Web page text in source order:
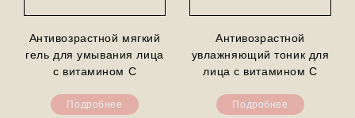
Антивозрастной мягкий
гель для умывания лица
с витамином С
Подробнее
Антивозрастной
увлажняющий тоник для
лица с витамином С
Подробнее